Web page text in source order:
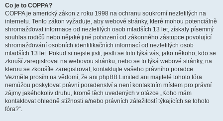
Co je to COPPA?
COPPA je americký zákon z roku 1998 na ochranu soukromí nezletilých na
internetu. Tento zákon vyžaduje, aby webové stránky, které mohou potenciálně
shromažďovat informace od nezletilých osob mladších 13 let, získaly písemný
souhlas rodičů nebo nějaké jiné potvrzení od zákonného zástupce povolující
shromažďování osobních identifikačních informací od nezletilých osob
mladších 13 let. Pokud si nejste jisti, jestli se toto týká vás, jako někoho, kdo se
zkouší zaregistrovat na webovou stránku, nebo se to týká webové stránky, na
kterou se zkoušíte zaregistrovat, kontaktujte vašeho právního poradce.
Vezměte prosím na vědomí, že ani phpBB Limited ani majitelé tohoto fóra
nemůžou poskytovat právní poradenství a není kontaktním místem pro právní
zájmy jakéhokoliv druhu, kromě těch uvedených v otázce „Koho mám
kontaktovat ohledně stížnosti a/nebo právních záležitostí týkajících se tohoto
fóra?“.